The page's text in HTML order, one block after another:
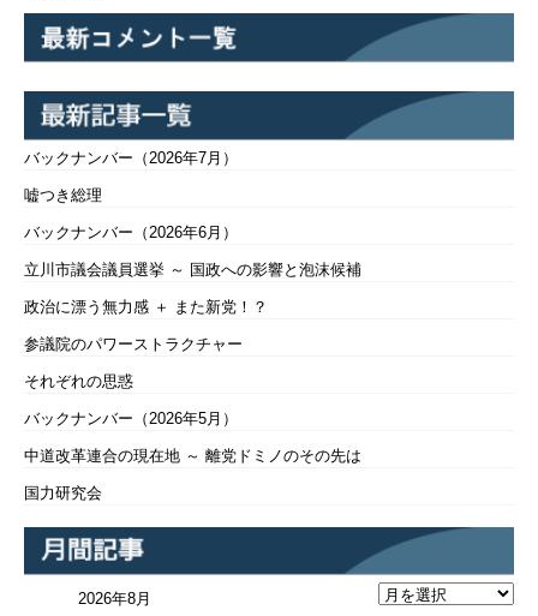
バックナンバー（2026年7月）
嘘つき総理
バックナンバー（2026年6月）
立川市議会議員選挙 ～ 国政への影響と泡沫候補
政治に漂う無力感 ＋ また新党！？
参議院のパワーストラクチャー
それぞれの思惑
バックナンバー（2026年5月）
中道改革連合の現在地 ～ 離党ドミノのその先は
国力研究会
2026年8月